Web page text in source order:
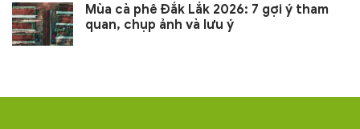
Mùa cà phê Đắk Lắk 2026: 7 gợi ý tham
quan, chụp ảnh và lưu ý